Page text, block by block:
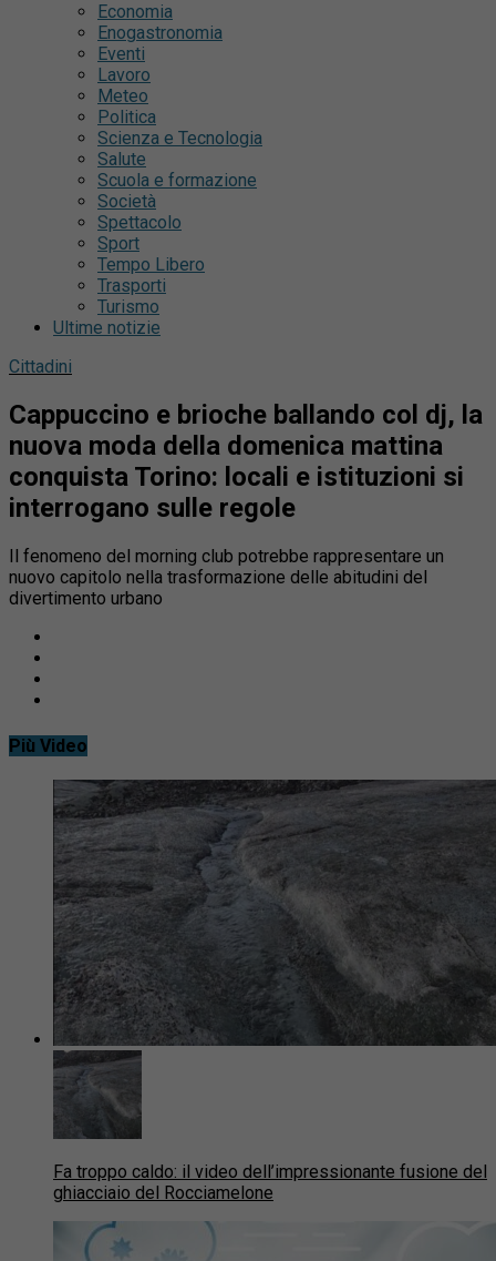
Economia
Enogastronomia
Eventi
Lavoro
Meteo
Politica
Scienza e Tecnologia
Salute
Scuola e formazione
Società
Spettacolo
Sport
Tempo Libero
Trasporti
Turismo
Ultime notizie
Cittadini
Cappuccino e brioche ballando col dj, la
nuova moda della domenica mattina
conquista Torino: locali e istituzioni si
interrogano sulle regole
Il fenomeno del morning club potrebbe rappresentare un
nuovo capitolo nella trasformazione delle abitudini del
divertimento urbano
Più Video
Fa troppo caldo: il video dell’impressionante fusione del
ghiacciaio del Rocciamelone